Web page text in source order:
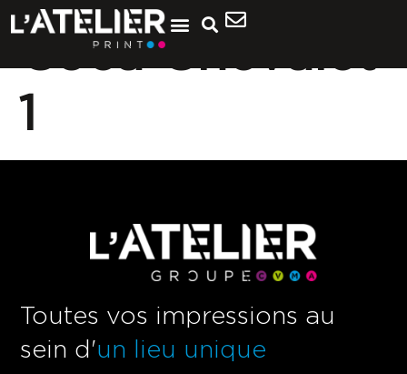
Coca Chevalet
1
Toutes vos impressions au
sein d'un lieu unique